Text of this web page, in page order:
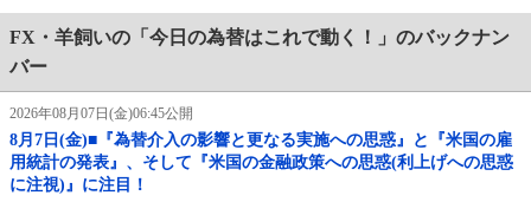
FX・羊飼いの「今日の為替はこれで動く！」のバックナン
バー
2026年08月07日(金)06:45公開
8月7日(金)■『為替介入の影響と更なる実施への思惑』と『米国の雇
用統計の発表』、そして『米国の金融政策への思惑(利上げへの思惑
に注視)』に注目！